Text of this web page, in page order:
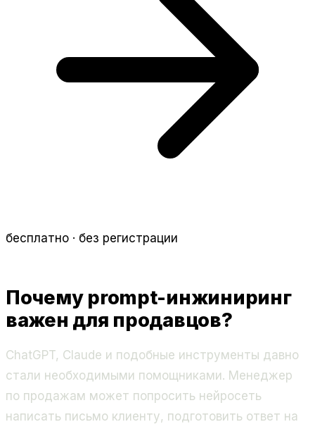
бесплатно · без регистрации
Почему prompt-инжиниринг
важен для продавцов?
ChatGPT, Claude и подобные инструменты давно
стали необходимыми помощниками. Менеджер
по продажам может попросить нейросеть
написать письмо клиенту, подготовить ответ на